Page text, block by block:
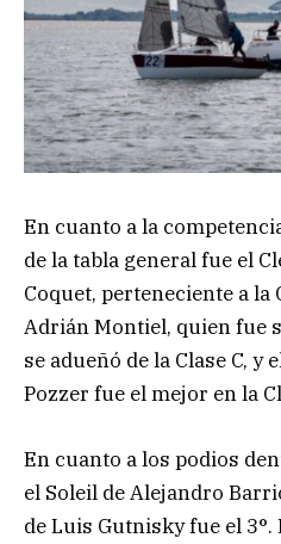
En cuanto a la
de la tabla general fue el
Coquet, perteneciente a la
Adrián Montiel, quien fue
se adueñó de la Clase C, y
Pozzer fue el mejor en la
En cuanto a los podios
el Soleil de Alejandro
de Luis Gutnisky fue el 3°.